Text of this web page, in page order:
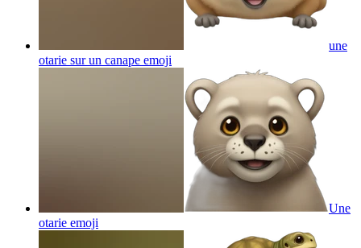
une
otarie sur un canape emoji
Une
otarie emoji